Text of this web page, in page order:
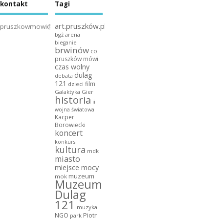
kontakt
pruszkowmowi@gmail.com
Tagi
art.pruszków.pl
bgż arena
bieganie
brwinów co
pruszków mówi
czas wolny
debata dulag
121 dzieci film
Galaktyka Gier
historia ii
wojna światowa
Kacper
Borowiecki
koncert
konkurs
kultura mdk
miasto
miejsce mocy
mok muzeum
Muzeum
Dulag
121 muzyka
NGO park Piotr